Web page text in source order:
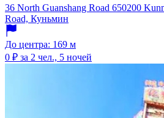
36 North Guanshang Road 650200
Road, Куньмин
До центра: 169 м
0 ₽ за 2 чел., 5 ночей